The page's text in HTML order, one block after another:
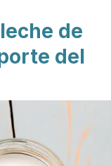
de
del